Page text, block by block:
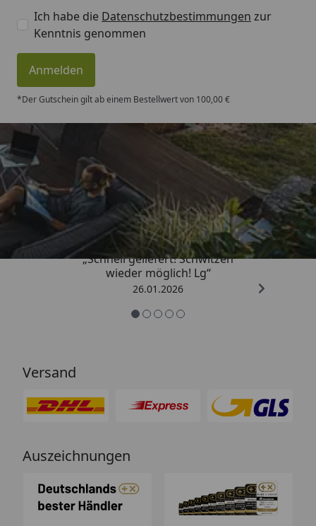
Ich habe die Datenschutzbestimmungen zur
Kenntnis genommen
Anmelden
*Der Gutschein gilt ab einem Bestellwert von 100,00 €
Trusted Shops
„Schnell geliefert! Schwitzen
wieder möglich! Lg“
26.01.2026
Versand
Auszeichnungen